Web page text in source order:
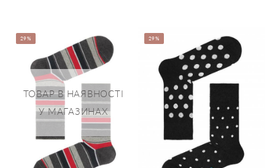
ТОВАР В НАЯВНОСТІ
У МАГАЗИНАХ
29% 29%